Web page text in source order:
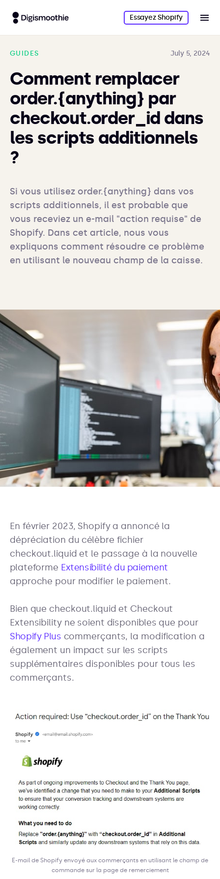
Essayez Shopify
GUIDES July 5, 2024
Comment remplacer
order.{anything} par
checkout.order_id dans
les scripts additionnels
?
Si vous utilisez order.{anything} dans vos
scripts additionnels, il est probable que
vous receviez un e-mail "action requise" de
Shopify. Dans cet article, nous vous
expliquons comment résoudre ce problème
en utilisant le nouveau champ de la caisse.
En février 2023, Shopify a annoncé la
dépréciation du célèbre fichier
checkout.liquid et le passage à la nouvelle
plateforme Extensibilité du paiement
approche pour modifier le paiement.
Bien que checkout.liquid et Checkout
Extensibility ne soient disponibles que pour
Shopify Plus commerçants, la modification a
également un impact sur les scripts
supplémentaires disponibles pour tous les
commerçants.
E-mail de Shopify envoyé aux commerçants en utilisant le champ de
commande sur la page de remerciement